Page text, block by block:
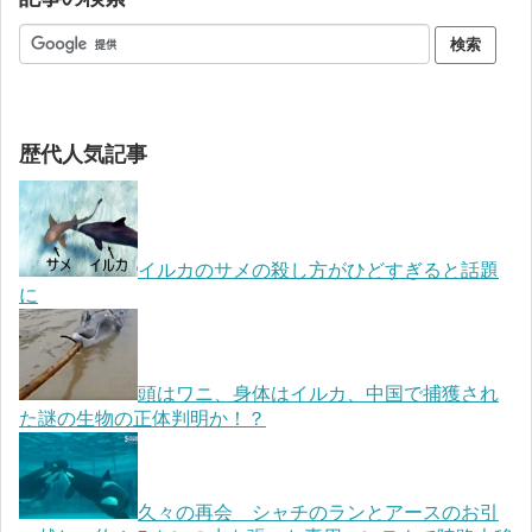
歴代人気記事
イルカのサメの殺し方がひどすぎると話題
に
頭はワニ、身体はイルカ、中国で捕獲され
た謎の生物の正体判明か！？
久々の再会 シャチのランとアースのお引